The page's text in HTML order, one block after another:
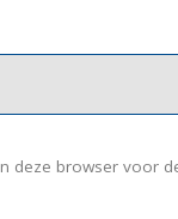
deze browser voor